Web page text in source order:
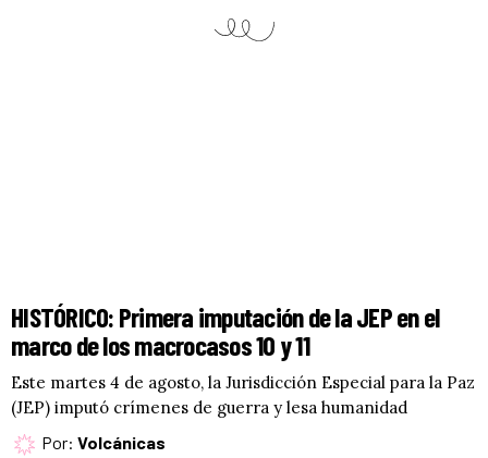
HISTÓRICO: Primera imputación de la JEP en el
marco de los macrocasos 10 y 11
Este martes 4 de agosto, la Jurisdicción Especial para la Paz
(JEP) imputó crímenes de guerra y lesa humanidad
Por: Volcánicas